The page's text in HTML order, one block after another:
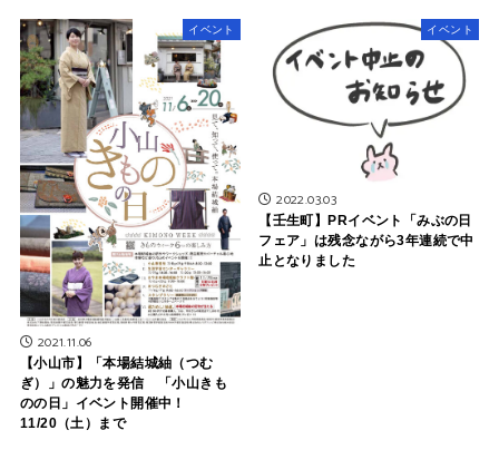
イベント
2021.11.06
【小山市】「本場結城紬（つむ
ぎ）」の魅力を発信 「小山きも
のの日」イベント開催中！
11/20（土）まで
イベント
2022.03.03
【壬生町】PRイベント「みぶの日
フェア」は残念ながら3年連続で中
止となりました